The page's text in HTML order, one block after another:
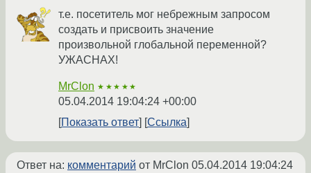
т.е. посетитель мог небрежным запросом
создать и присвоить значение
произвольной глобальной переменной?
УЖАСНАХ!
MrClon ★★★★★
05.04.2014 19:04:24 +00:00
Показать ответ
Ссылка
Ответ на: комментарий от MrClon 05.04.2014 19:04:24